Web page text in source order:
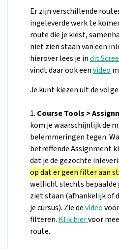
Er zijn verschillende
ingeleverde werk te
route die je kiest,
niet zien staan van een
hierover lees je indit
vindt daar ook eenvideo
Je kunt kiezen uit de
1. Course Tools >
kom je waarschijnlijk de
belemmeringen tegen.
betreffende Assignment
dat je de gezochte
op dat er geen filter aan
wellicht slechts bepaalde
ziet staan (afhankelijk of
je cursus). Zie devideo
filteren. Klik hiervoor
route.